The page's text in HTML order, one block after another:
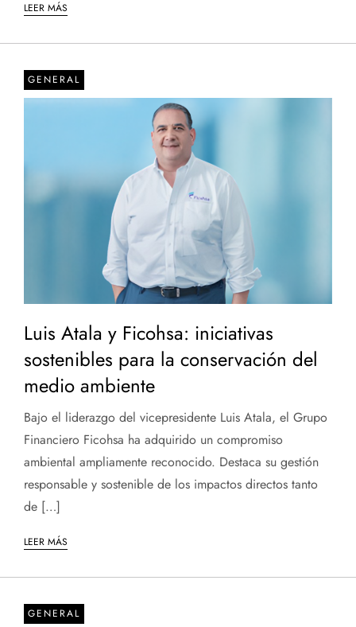
LEER MÁS
GENERAL
Luis Atala y Ficohsa: iniciativas
sostenibles para la conservación del
medio ambiente
Bajo el liderazgo del vicepresidente Luis Atala, el Grupo
Financiero Ficohsa ha adquirido un compromiso
ambiental ampliamente reconocido. Destaca su gestión
responsable y sostenible de los impactos directos tanto
de […]
LEER MÁS
GENERAL